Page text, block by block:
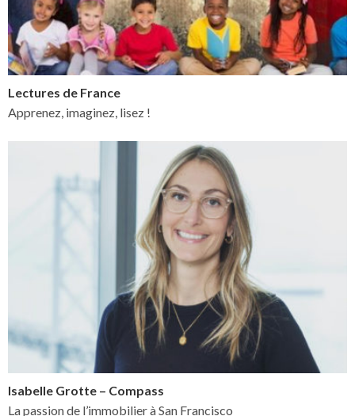
Lectures de France
Apprenez, imaginez, lisez !
Isabelle Grotte – Compass
La passion de l’immobilier à San Francisco